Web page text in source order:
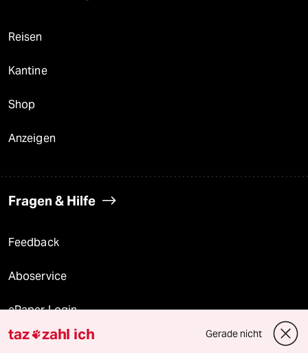
Reisen
Kantine
Shop
Anzeigen
Fragen & Hilfe
Feedback
Aboservice
ePaper Login
Downloads für Abonnierende
taz zahl ich Gerade nicht